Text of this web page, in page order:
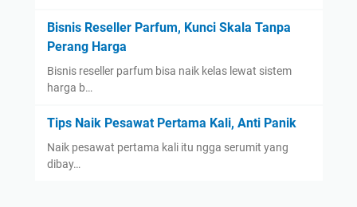
Bisnis Reseller Parfum, Kunci Skala Tanpa
Perang Harga
Bisnis reseller parfum bisa naik kelas lewat sistem
harga b…
Tips Naik Pesawat Pertama Kali, Anti Panik
Naik pesawat pertama kali itu ngga serumit yang
dibay…